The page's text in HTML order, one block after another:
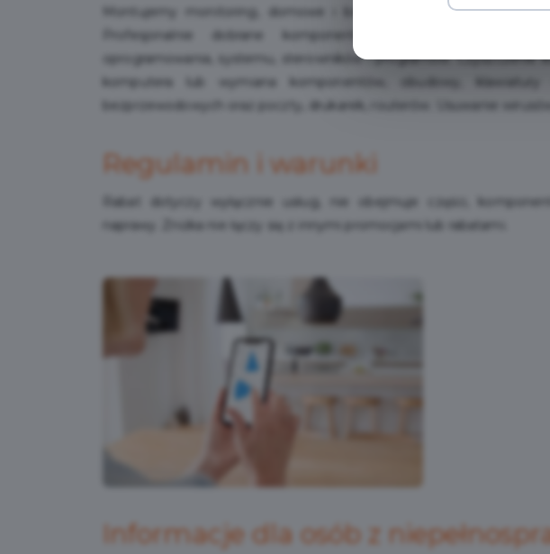
Montujemy monitoring, domowe i biurowe sieci LAN, mesh
Profesjonalnie dobrane komponenty. Specyfikacja
oprogramowania, systemu, sterowników i programów. Czyszczenie
komputera lub wymiana komponentów, obudowy,
bezprzewodowych oraz poczty, drukarek, routerów. Usuwanie
Regulamin i warunki
Rabat dotyczy wyłącznie usług, nie obejmuje części,
naprawy. Zniżka nie łączy się z innymi promocjami lub rabatami.
Informacje dla osób z